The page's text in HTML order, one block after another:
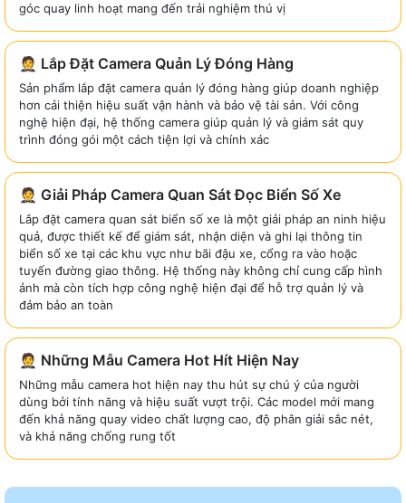
góc quay linh hoạt mang đến trải nghiệm thú vị
🤵 Lắp Đặt Camera Quản Lý Đóng Hàng
Sản phẩm lắp đặt camera quản lý đóng hàng giúp doanh nghiệp
hơn cải thiện hiệu suất vận hành và bảo vệ tài sản. Với công
nghệ hiện đại, hệ thống camera giúp quản lý và giám sát quy
trình đóng gói một cách tiện lợi và chính xác
🤵 Giải Pháp Camera Quan Sát Đọc Biển Số Xe
Lắp đặt camera quan sát biển số xe là một giải pháp an ninh hiệu
quả, được thiết kế để giám sát, nhận diện và ghi lại thông tin
biển số xe tại các khu vực như bãi đậu xe, cổng ra vào hoặc
tuyến đường giao thông. Hệ thống này không chỉ cung cấp hình
ảnh mà còn tích hợp công nghệ hiện đại để hỗ trợ quản lý và
đảm bảo an toàn
🤵 Những Mẫu Camera Hot Hít Hiện Nay
Những mẫu camera hot hiện nay thu hút sự chú ý của người
dùng bởi tính năng và hiệu suất vượt trội. Các model mới mang
đến khả năng quay video chất lượng cao, độ phân giải sắc nét,
và khả năng chống rung tốt